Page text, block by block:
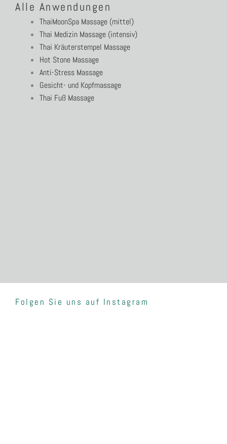
Alle Anwendungen
ThaiMoonSpa Massage (mittel)
Thai Medizin Massage (intensiv)
Thai Kräuterstempel Massage
Hot Stone Massage
Anti-Stress Massage
Gesicht- und Kopfmassage
Thai Fuß Massage
Folgen Sie uns auf Instagram